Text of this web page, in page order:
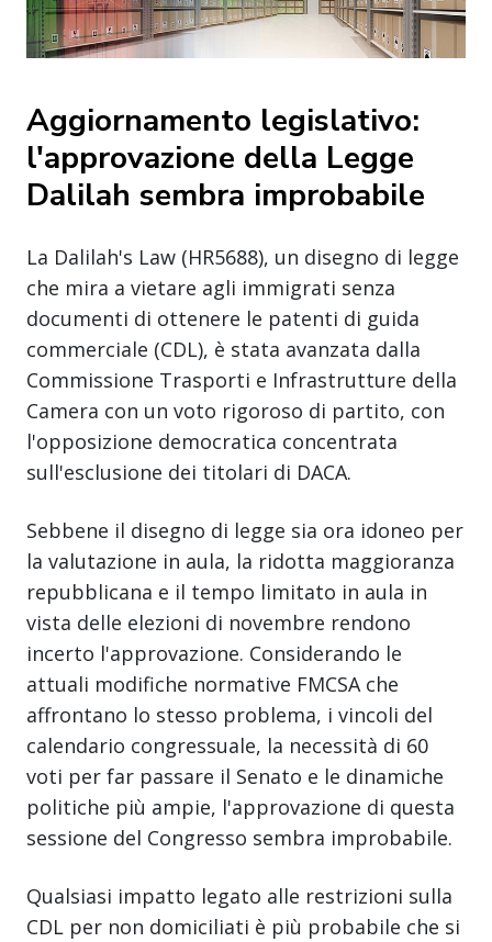
Aggiornamento legislativo:
l'approvazione della Legge
Dalilah sembra improbabile
La Dalilah's Law (HR5688), un disegno di legge
che mira a vietare agli immigrati senza
documenti di ottenere le patenti di guida
commerciale (CDL), è stata avanzata dalla
Commissione Trasporti e Infrastrutture della
Camera con un voto rigoroso di partito, con
l'opposizione democratica concentrata
sull'esclusione dei titolari di DACA.
Sebbene il disegno di legge sia ora idoneo per
la valutazione in aula, la ridotta maggioranza
repubblicana e il tempo limitato in aula in
vista delle elezioni di novembre rendono
incerto l'approvazione. Considerando le
attuali modifiche normative FMCSA che
affrontano lo stesso problema, i vincoli del
calendario congressuale, la necessità di 60
voti per far passare il Senato e le dinamiche
politiche più ampie, l'approvazione di questa
sessione del Congresso sembra improbabile.
Qualsiasi impatto legato alle restrizioni sulla
CDL per non domiciliati è più probabile che si